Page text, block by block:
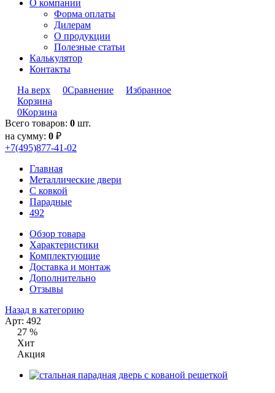
О компании
Форма оплаты
Дилерам
О продукции
Полезные статьи
Калькулятор
Контакты
На верх
0Сравнение
Избранное
Корзина
0Корзина
Всего товаров: 0 шт.
на сумму: 0 ₽
+7(495)877-41-02
Главная
Металлические двери
С ковкой
Парадные
492
Обзор товара
Характеристики
Комплектующие
Доставка и монтаж
Дополнительно
Отзывы
Назад в категорию
Арт: 492
27 %
Хит
Акция